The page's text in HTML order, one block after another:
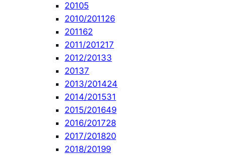
20105
2010/201126
201162
2011/201217
2012/20133
20137
2013/201424
2014/201531
2015/201649
2016/201728
2017/201820
2018/20199